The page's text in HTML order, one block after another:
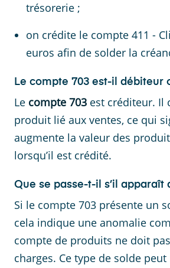
trésorerie ;
on crédite le compte 411 -
euros afin de solder la
Le compte 703 est-il débiteur
Le compte 703 est créditeur. Il
produit lié aux ventes, ce qui
augmente la valeur des
lorsqu’il est crédité.
Que se passe-t-il s’il apparaît
Si le compte 703 présente un
cela indique une anomalie
compte de produits ne doit
charges. Ce type de solde peut